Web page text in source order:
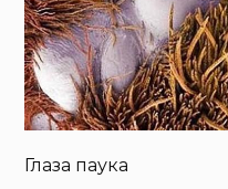
Глаза паука